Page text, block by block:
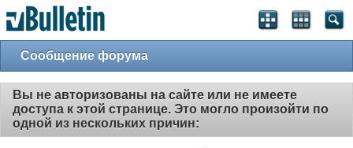
Сообщение форума
Вы не авторизованы на сайте или не имеете
доступа к этой странице. Это могло произойти по
одной из нескольких причин: